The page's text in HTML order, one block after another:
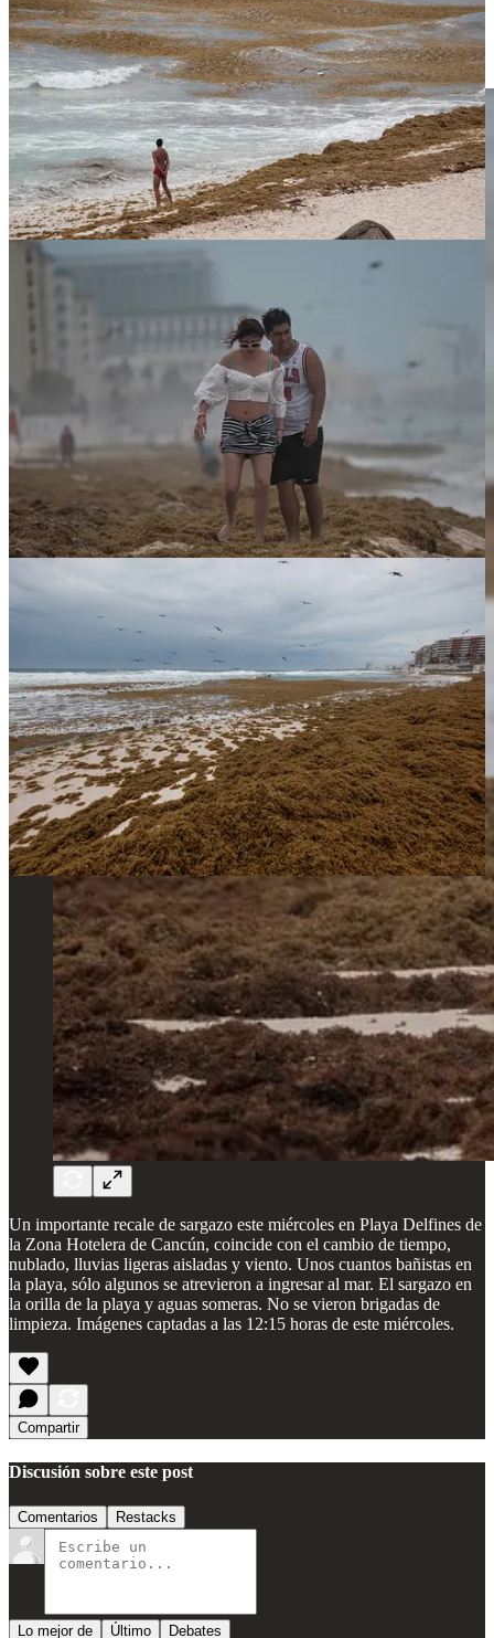
Un importante recale de sargazo este miércoles en Playa Delfines de
la Zona Hotelera de Cancún, coincide con el cambio de tiempo,
nublado, lluvias ligeras aisladas y viento. Unos cuantos bañistas en
la playa, sólo algunos se atrevieron a ingresar al mar. El sargazo en
la orilla de la playa y aguas someras. No se vieron brigadas de
limpieza. Imágenes captadas a las 12:15 horas de este miércoles.
Compartir
Discusión sobre este post
Comentarios Restacks
Lo mejor de Último Debates